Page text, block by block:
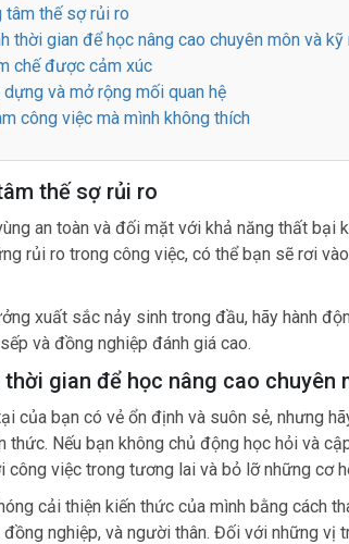
tâm thế sợ rủi ro
thời gian để học nâng cao chuyên môn và kỹ
chế được cảm xúc
dựng và mở rộng mối quan hệ
công việc mà mình không thích
thế sợ rủi ro
an toàn và đối mặt với khả năng thất bại
rủi ro trong công việc, có thể bạn sẽ rơi
xuất sắc nảy sinh trong đầu, hãy hành
và đồng nghiệp đánh giá cao.
thời gian để học nâng cao chuyên
của bạn có vẻ ổn định và suôn sẻ, nhưng
thức. Nếu bạn không chủ động học hỏi và
công việc trong tương lai và bỏ lỡ những cơ
cải thiện kiến thức của mình bằng cách
nghiệp, và người thân. Đối với những vị